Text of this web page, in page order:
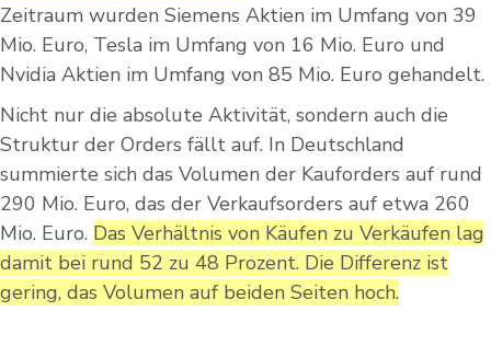
Zeitraum wurden Siemens Aktien im Umfang von 39
Mio. Euro, Tesla im Umfang von 16 Mio. Euro und
Nvidia Aktien im Umfang von 85 Mio. Euro gehandelt.
Nicht nur die absolute Aktivität, sondern auch die
Struktur der Orders fällt auf. In Deutschland
summierte sich das Volumen der Kauforders auf rund
290 Mio. Euro, das der Verkaufsorders auf etwa 260
Mio. Euro. Das Verhältnis von Käufen zu Verkäufen lag
damit bei rund 52 zu 48 Prozent. Die Differenz ist
gering, das Volumen auf beiden Seiten hoch.